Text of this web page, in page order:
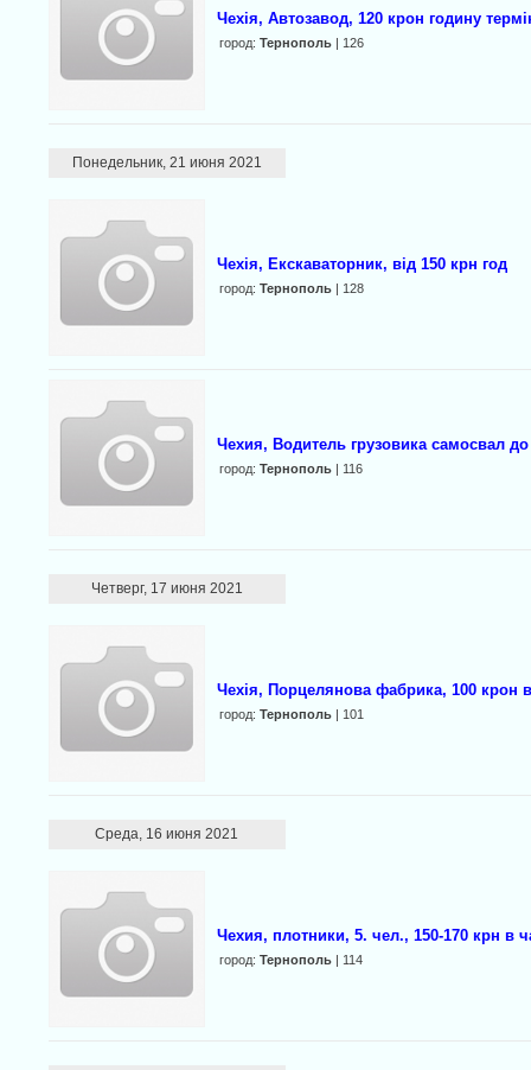
Чехія, Автозавод, 120 крон годину
город: Тернополь| 126
Понедельник, 21 июня 2021
Чехія, Екскаваторник, від 150 крн год
город: Тернополь| 128
Чехия, Водитель грузовика самосвал до
город: Тернополь| 116
Четверг, 17 июня 2021
Чехія, Порцелянова фабрика, 100 крон
город: Тернополь| 101
Среда, 16 июня 2021
Чехия, плотники, 5. чел., 150-170 крн в
город: Тернополь| 114